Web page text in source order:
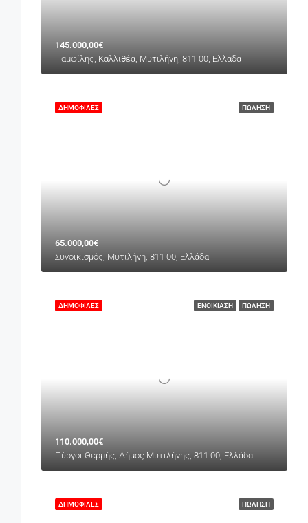
145.000,00€
Παμφίλης, Καλλιθέα, Μυτιλήνη, 811 00, Ελλάδα
ΠΏΛΗΣΗ
ΔΗΜΟΦΙΛΈΣ
65.000,00€
Συνοικισμός, Μυτιλήνη, 811 00, Ελλάδα
ΕΝΟΙΚΊΑΣΗ ΠΏΛΗΣΗ
ΔΗΜΟΦΙΛΈΣ
110.000,00€
Πύργοι Θερμής, Δήμος Μυτιλήνης, 811 00, Ελλάδα
ΠΏΛΗΣΗ
ΔΗΜΟΦΙΛΈΣ